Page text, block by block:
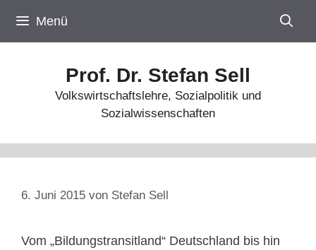
Inhalt
springen
Menü
Prof. Dr. Stefan Sell
Volkswirtschaftslehre, Sozialpolitik und
Sozialwissenschaften
6. Juni 2015 von Stefan Sell
Vom „Bildungstransitland“ Deutschland bis hin